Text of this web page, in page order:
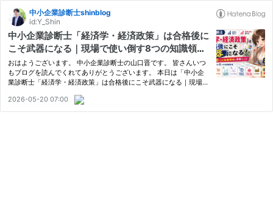
中小企業診断士shinblog
id:Y_Shin
中小企業診断士「経済学・経済政策」は合格後に
こそ武器になる｜現場で使い倒す8つの知識領域
と実務シーン
おはようございます。 中小企業診断士の山口晋です。 皆さんいつ
もブログを読んでくれてありがとうございます。 本日は「中小企
業診断士「経済学・経済政策」は合格後にこそ武器になる｜現場で
グ（イチイチコンサル）ホームページ 壱市コンサルティング 壱
市…
2026-05-20 07:00